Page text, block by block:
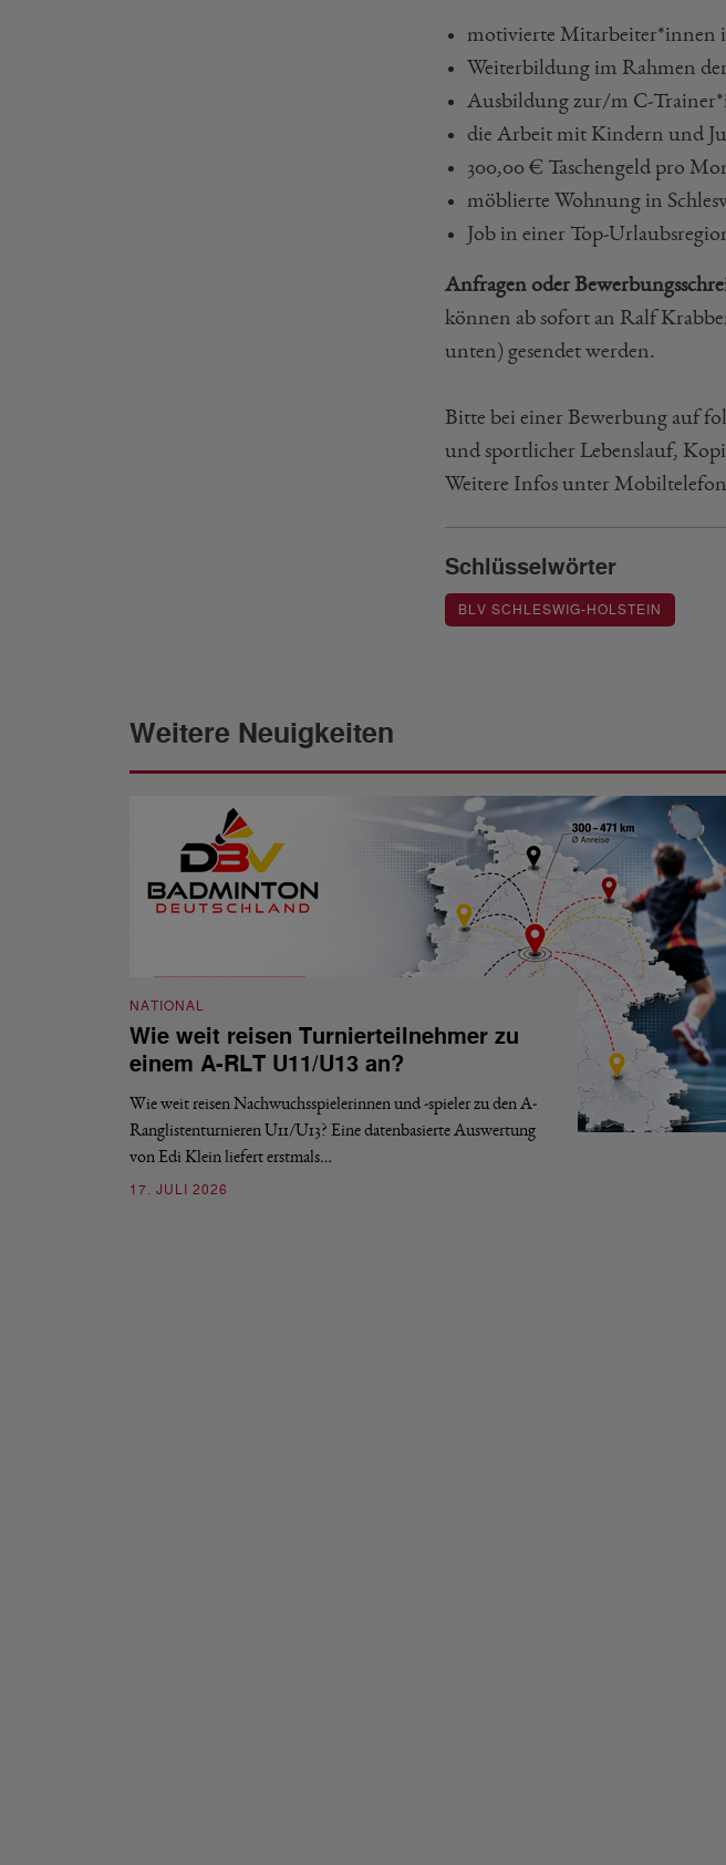
motivierte Mitarbeiter*innen
Weiterbildung im Rahmen
Ausbildung zur/m C-
die Arbeit mit Kindern und
300,00 € Taschengeld pro
möblierte Wohnung in
Job in einer Top-
Anfragen oder
können ab sofort an Ralf
unten) gesendet werden.
Bitte bei einer Bewerbung auf
und sportlicher Lebenslauf,
Weitere Infos unter Mobiltelefon
Schlüsselwörter
BLV SCHLESWIG-HOLSTEIN
Weitere Neuigkeiten
NATIONAL
Wie weit reisen Turnierteilnehmer zu
einem A-RLT U11/U13 an?
Wie weit reisen Nachwuchsspielerinnen und -spieler zu den A-
Ranglistenturnieren U11/U13? Eine datenbasierte Auswertung
von Edi Klein liefert erstmals…
17. JULI 2026